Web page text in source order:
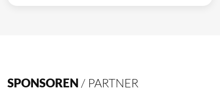
SPONSOREN / PARTNER